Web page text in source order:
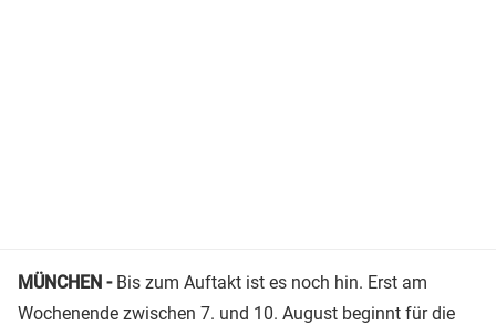
MÜNCHEN - Bis zum Auftakt ist es noch hin. Erst am
Wochenende zwischen 7. und 10. August beginnt für die